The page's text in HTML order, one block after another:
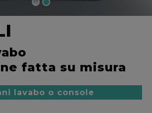
fatta su misura
lavabo o console